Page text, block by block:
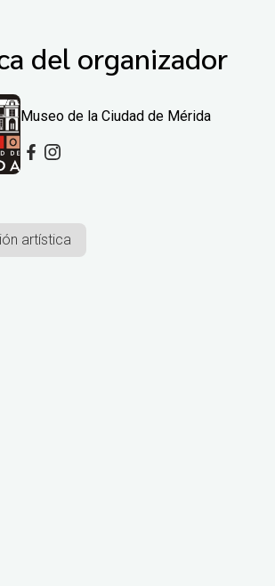
del organizador
Museo de la Ciudad de Mérida
artística